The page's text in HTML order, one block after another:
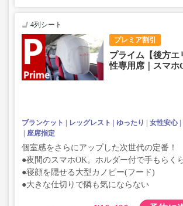
プレミア割引
4列シート
プライム【後方エ
性専用席｜スマホ
ブランケット レッグレスト ゆったり 女性安心
座席指定
個室感をさらにアップした次世代の定番！
●夜間のスマホOK。ホルダー付で手もらく
●寝顔を隠せる大型カノピー(フード)
●大きな仕切りで隣も気にならない